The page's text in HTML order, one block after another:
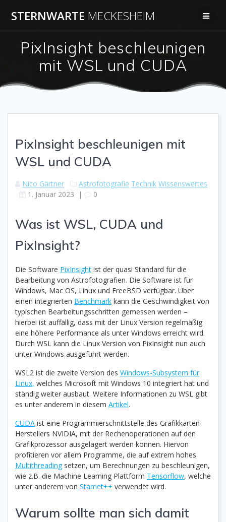
InhaltSTERNWARTE MECKESHEIM
PixInsight beschleunigen
mit WSL und CUDA
PixInsight beschleunigen mit
WSL und CUDA
Nico Gärtner Astrofotografie Technik Wissenswertes
1. Januar 2023 | 0
Was ist WSL, CUDA und
PixInsight?
Die Software PixInsight ist der quasi Standard für die
Bearbeitung von Astrofotografien. Die Software ist für
Windows, Mac OS, Linux und FreeBSD verfügbar. Über
einen integrierten Benchmark kann die Geschwindigkeit von
typischen Bearbeitungsschritten gemessen werden –
hierbei ist auffällig, dass mit der Linux Version regelmäßig
eine höhere Performance als unter Windows erreicht wird.
Durch WSL kann die Linux Version von PixInsight nun auch
unter Windows ausgeführt werden.
WSL2 ist die zweite Version des Windows-Subsystem für
Linux, welches Microsoft mit Windows 10 integriert hat und
ständig weiter ausbaut. Weitere Informationen zu WSL gibt
es unter anderem in diesem Artikel.
CUDA ist eine Programmierschnittstelle des Grafikkarten-
Herstellers NVIDIA, mit der Rechenoperationen auf den
Grafikprozessor ausgelagert werden können. Hiervon
profitieren vor allem Programme, die auf extrem hohes
Multithreadingsetzen, um Berechnungen zu beschleunigen,
wie z.B. die Machine Learning Plattform Tensorflow, welche
unter anderem von Starnet++ verwendet wird.
Warum sollte man sich damit